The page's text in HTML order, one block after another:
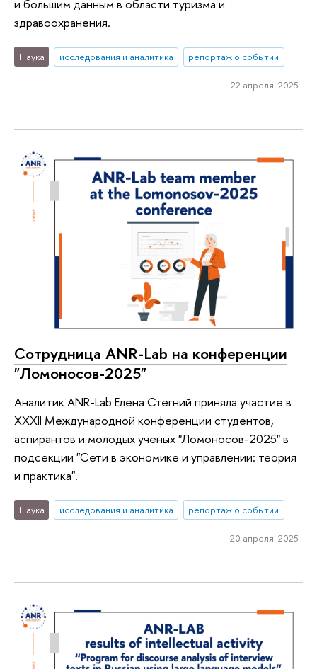
и большим данным в области туризма и
здравоохранения.
Наука исследования и аналитика репортаж о событии
22 апреля 2025
Сотрудница ANR-Lab на конференции
"Ломоносов-2025"
Аналитик ANR-Lab Елена Стегний приняла участие в
XXXII Международной конференции студентов,
аспирантов и молодых ученых "Ломоносов-2025" в
подсекции "Сети в экономике и управлении: теория
и практика".
Наука исследования и аналитика репортаж о событии
20 апреля 2025